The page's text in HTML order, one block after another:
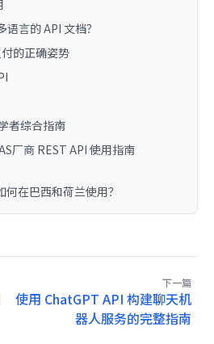
言的 API 文档？
的正确姿势
者综合指南
厂商 REST API 使用指南
在巴西和荷兰使用？
下一篇
使用 ChatGPT API 构建聊天机
器人服务的完整指南